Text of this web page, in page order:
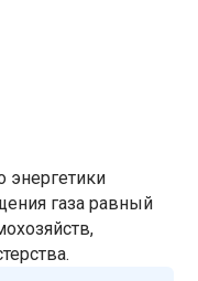
энергетики
газа равный